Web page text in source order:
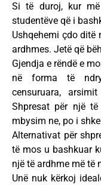
Si të duroj, kur
studentëve që i
Ushqehemi çdo ditë
ardhmes. Jetë që
Gjendja e rëndë e
në forma të
censuruara,
Shpresat për një
mbysim ne, po i
Alternativat për
të mos u bashkuar
një të ardhme më të
Unë nuk kërkoj